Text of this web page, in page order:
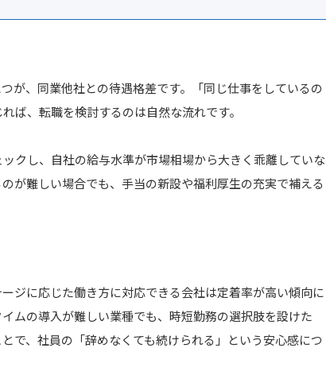
が、同業他社との待遇格差です。「同じ仕事をしているの
ば、転職を検討するのは自然な流れです。
クし、自社の給与水準が市場相場から大きく乖離していな
が難しい場合でも、手当の新設や福利厚生の充実で補える
ジに応じた働き方に対応できる会社は定着率が高い傾向に
ムの導入が難しい業種でも、時短勤務の選択肢を設けた
で、社員の「辞めなくても続けられる」という安心感につ